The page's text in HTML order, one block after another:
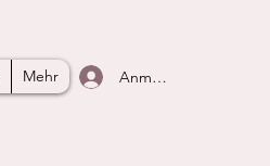
Anmelden
Mehr